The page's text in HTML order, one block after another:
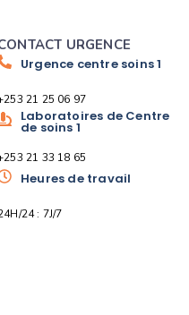
URGENCE
Urgence centre soins 1
21 25 06 97
Laboratoires de Centre
de soins 1
21 33 18 65
Heures de travail
24 : 7J/7